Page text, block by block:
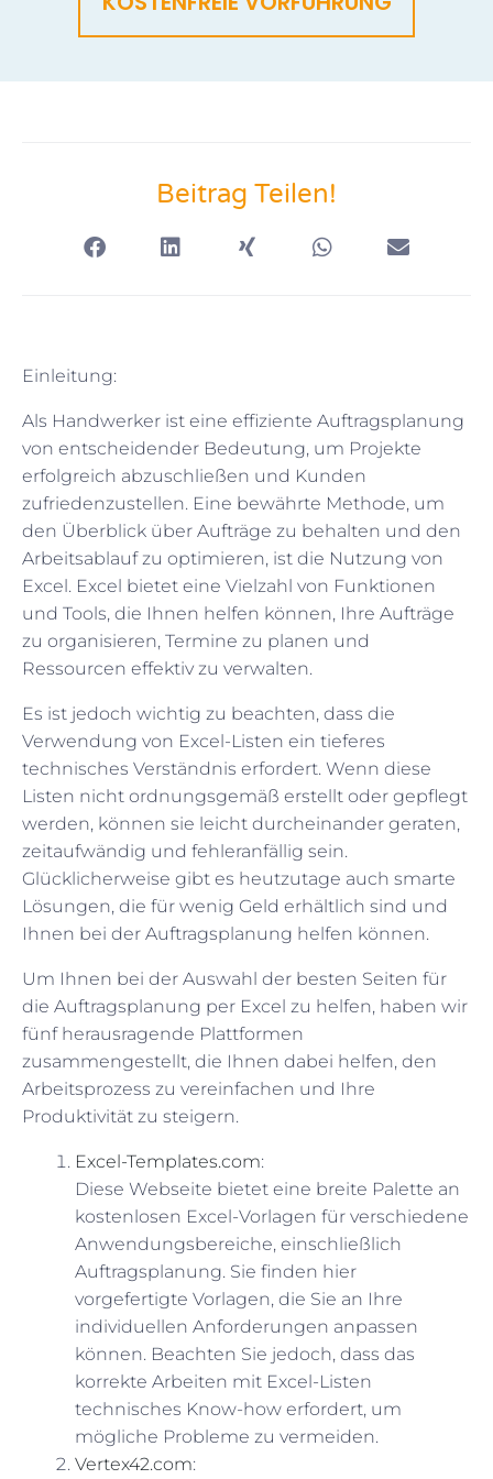
Beitrag Teilen!
Einleitung:
Als Handwerker ist eine effiziente Auftragsplanung
von entscheidender Bedeutung, um Projekte
erfolgreich abzuschließen und Kunden
zufriedenzustellen. Eine bewährte Methode, um
den Überblick über Aufträge zu behalten und den
Arbeitsablauf zu optimieren, ist die Nutzung von
Excel. Excel bietet eine Vielzahl von Funktionen
und Tools, die Ihnen helfen können, Ihre Aufträge
zu organisieren, Termine zu planen und
Ressourcen effektiv zu verwalten.
Es ist jedoch wichtig zu beachten, dass die
Verwendung von Excel-Listen ein tieferes
technisches Verständnis erfordert. Wenn diese
Listen nicht ordnungsgemäß erstellt oder gepflegt
werden, können sie leicht durcheinander geraten,
zeitaufwändig und fehleranfällig sein.
Glücklicherweise gibt es heutzutage auch smarte
Lösungen, die für wenig Geld erhältlich sind und
Ihnen bei der Auftragsplanung helfen können.
Um Ihnen bei der Auswahl der besten Seiten für
die Auftragsplanung per Excel zu helfen, haben wir
fünf herausragende Plattformen
zusammengestellt, die Ihnen dabei helfen, den
Arbeitsprozess zu vereinfachen und Ihre
Produktivität zu steigern.
Excel-Templates.com:
Diese Webseite bietet eine breite Palette an
kostenlosen Excel-Vorlagen für verschiedene
Anwendungsbereiche, einschließlich
Auftragsplanung. Sie finden hier
vorgefertigte Vorlagen, die Sie an Ihre
individuellen Anforderungen anpassen
können. Beachten Sie jedoch, dass das
korrekte Arbeiten mit Excel-Listen
technisches Know-how erfordert, um
mögliche Probleme zu vermeiden.
Vertex42.com: